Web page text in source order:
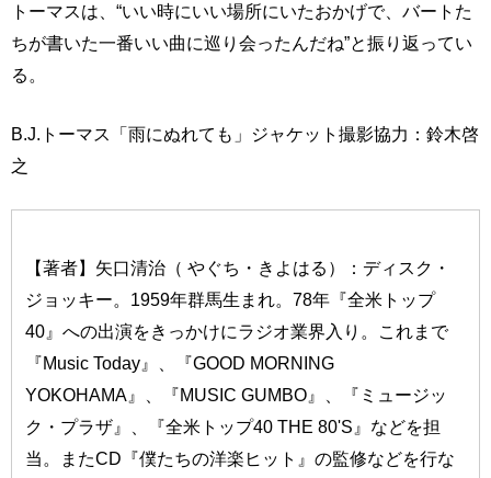
トーマスは、“いい時にいい場所にいたおかげで、バートた
ちが書いた一番いい曲に巡り会ったんだね”と振り返ってい
る。
B.J.トーマス「雨にぬれても」ジャケット撮影協力：鈴木啓
之
【著者】矢口清治（ やぐち・きよはる）：ディスク・
ジョッキー。1959年群馬生まれ。78年『全米トップ
40』への出演をきっかけにラジオ業界入り。これまで
『Music Today』、『GOOD MORNING
YOKOHAMA』、『MUSIC GUMBO』、『ミュージッ
ク・プラザ』、『全米トップ40 THE 80'S』などを担
当。またCD『僕たちの洋楽ヒット』の監修などを行な